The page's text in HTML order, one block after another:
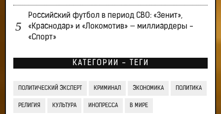
Российский футбол в период СВО: «Зенит»,
«Краснодар» и «Локомотив» — миллиардеры -
«Спорт»
КАТЕГОРИИ - ТЕГИ
ПОЛИТИЧЕСКИЙ ЭКСПЕРТ КРИМИНАЛ ЭКОНОМИКА ПОЛИТИКА
РЕЛИГИЯ КУЛЬТУРА ИНОПРЕССА В МИРЕ